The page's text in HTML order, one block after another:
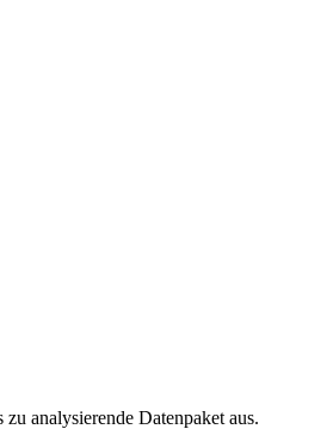
zu analysierende Datenpaket aus.